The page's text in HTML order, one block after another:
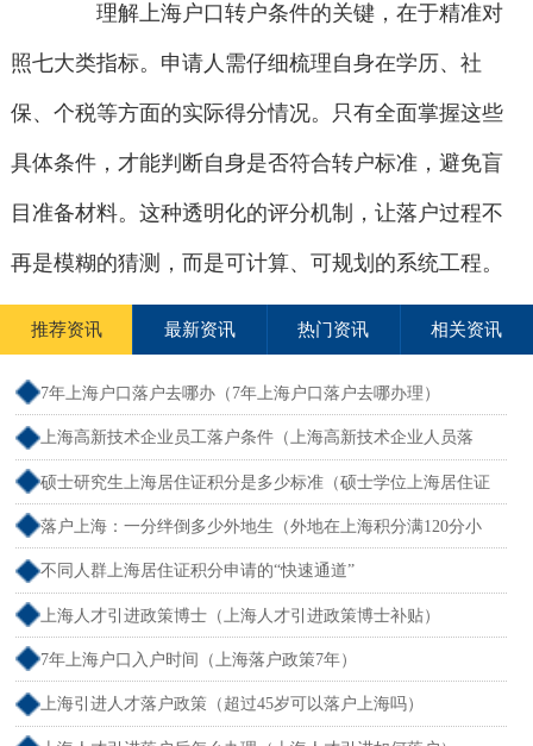
理解上海户口转户条件的关键，在于精准对
照七大类指标。申请人需仔细梳理自身在学历、社
保、个税等方面的实际得分情况。只有全面掌握这些
具体条件，才能判断自身是否符合转户标准，避免盲
目准备材料。这种透明化的评分机制，让落户过程不
再是模糊的猜测，而是可计算、可规划的系统工程。
推荐资讯 最新资讯 热门资讯 相关资讯
7年上海户口落户去哪办（7年上海户口落户去哪办理）
上海高新技术企业员工落户条件（上海高新技术企业人员落
户）
硕士研究生上海居住证积分是多少标准（硕士学位上海居住证
积分）
落户上海：一分绊倒多少外地生（外地在上海积分满120分小
孩可以考上海大学吗）
不同人群上海居住证积分申请的“快速通道”
上海人才引进政策博士（上海人才引进政策博士补贴）
7年上海户口入户时间（上海落户政策7年）
上海引进人才落户政策（超过45岁可以落户上海吗）